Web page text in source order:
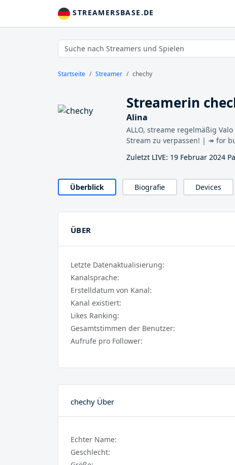
STREAMERSBASE.DE
Startseite Streamer chechy
Streamerin
Alina
ALLO, streame regelmäßig
Stream zu verpassen! | ↠ for
Zuletzt LIVE: 19 Februar 2024
Überblick Biografie Devices
ÜBER
Letzte Datenaktualisierung:
Kanalsprache:
Erstelldatum von Kanal:
Kanal existiert:
Likes Ranking:
Gesamtstimmen der Benutzer:
Aufrufe pro Follower:
chechy Über
Echter Name:
Geschlecht: